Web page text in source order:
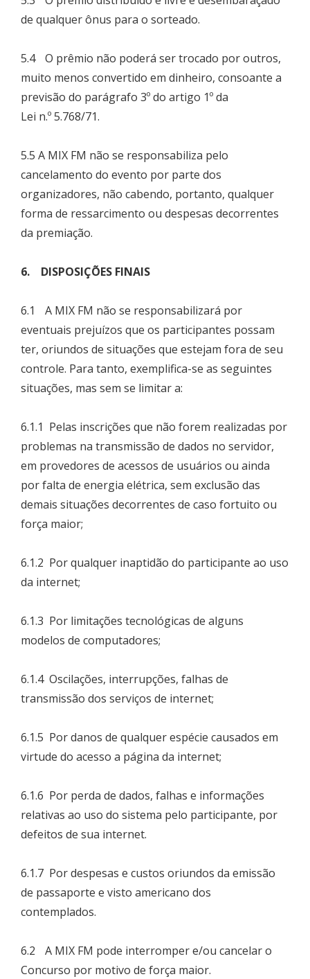
de qualquer ônus para o sorteado.
5.4 O prêmio não poderá ser trocado por outros,
muito menos convertido em dinheiro, consoante a
previsão do parágrafo 3º do artigo 1º da
Lei n.º 5.768/71.
5.5 A MIX FM não se responsabiliza pelo
cancelamento do evento por parte dos
organizadores, não cabendo, portanto, qualquer
forma de ressarcimento ou despesas decorrentes
da premiação.
6. DISPOSIÇÕES FINAIS
6.1 A MIX FM não se responsabilizará por
eventuais prejuízos que os participantes possam
ter, oriundos de situações que estejam fora de seu
controle. Para tanto, exemplifica-se as seguintes
situações, mas sem se limitar a:
6.1.1 Pelas inscrições que não forem realizadas por
problemas na transmissão de dados no servidor,
em provedores de acessos de usuários ou ainda
por falta de energia elétrica, sem exclusão das
demais situações decorrentes de caso fortuito ou
força maior;
6.1.2 Por qualquer inaptidão do participante ao uso
da internet;
6.1.3 Por limitações tecnológicas de alguns
modelos de computadores;
6.1.4 Oscilações, interrupções, falhas de
transmissão dos serviços de internet;
6.1.5 Por danos de qualquer espécie causados em
virtude do acesso a página da internet;
6.1.6 Por perda de dados, falhas e informações
relativas ao uso do sistema pelo participante, por
defeitos de sua internet.
6.1.7 Por despesas e custos oriundos da emissão
de passaporte e visto americano dos
contemplados.
6.2 A MIX FM pode interromper e/ou cancelar o
Concurso por motivo de força maior.